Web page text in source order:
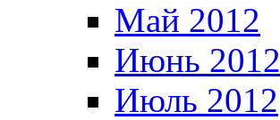
Май 2012
Июнь 2012
Июль 2012